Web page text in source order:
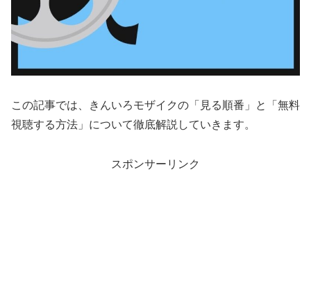
この記事では、きんいろモザイクの「見る順番」と「無料
視聴する方法」について徹底解説していきます。
スポンサーリンク